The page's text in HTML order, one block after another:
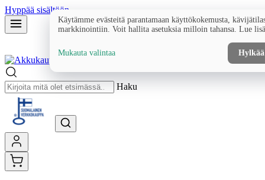
Hyppää sisältöön
Haku
Käytämme evästeitä parantamaan käyttökokemusta,
markkinointiin. Voit hallita asetuksia milloin tahansa. Lue
Mukauta valintaa Hylkää